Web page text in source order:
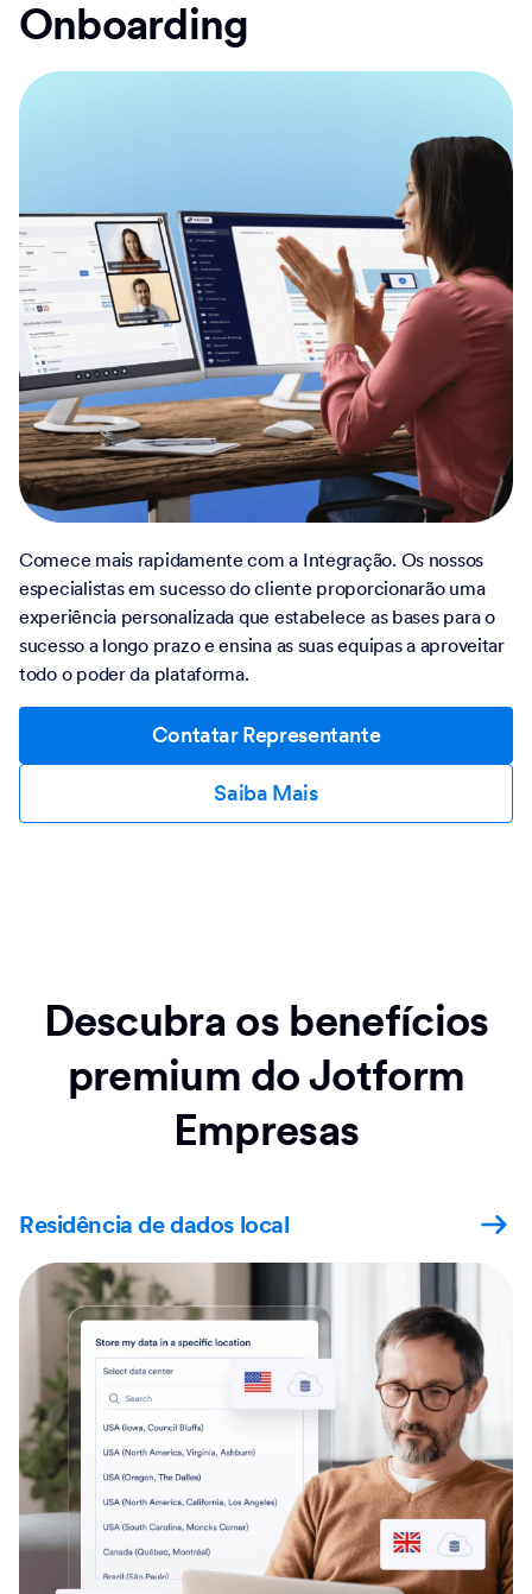
Onboarding
Comece mais rapidamente com a Integração. Os nossos
especialistas em sucesso do cliente proporcionarão uma
experiência personalizada que estabelece as bases para o
sucesso a longo prazo e ensina as suas equipas a aproveitar
todo o poder da plataforma.
Contatar Representante
Saiba Mais
Descubra os benefícios
premium do Jotform
Empresas
Residência de dados local